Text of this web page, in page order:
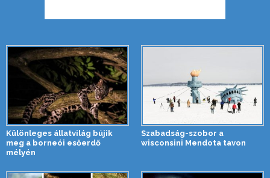
Különleges állatvilág bújik
meg a borneói esőerdő
mélyén
Szabadság-szobor a
wisconsini Mendota tavon